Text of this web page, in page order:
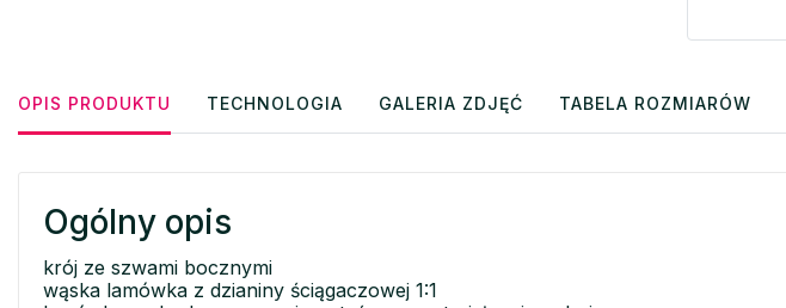
OPIS PRODUKTU TECHNOLOGIA GALERIA ZDJĘĆ TABELA ROZMIARÓW
Ogólny opis
krój ze szwami bocznymi
wąska lamówka z dzianiny ściągaczowej 1:1